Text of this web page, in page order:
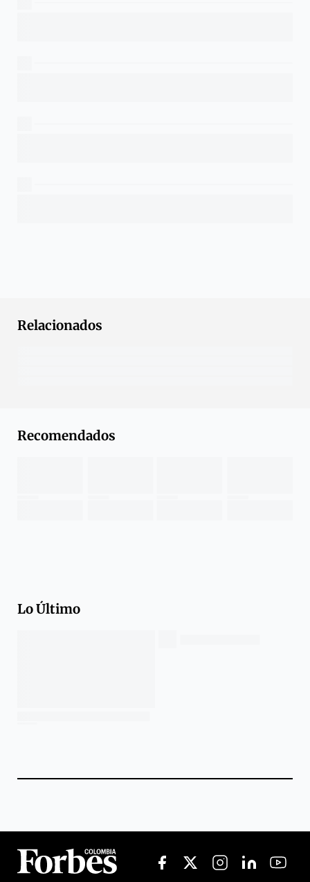
Relacionados
Recomendados
Lo Último